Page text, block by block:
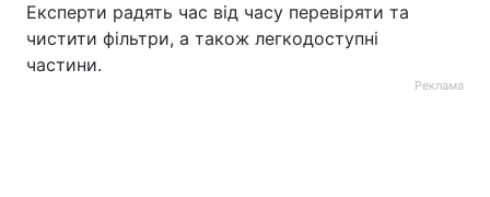
Експерти радять час від часу перевіряти та
чистити фільтри, а також легкодоступні
частини.
Реклама